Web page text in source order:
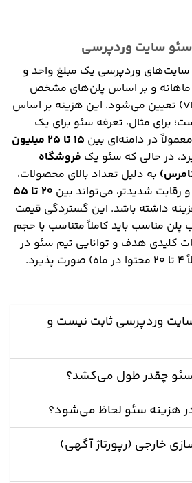
سایت وردپرسی
سایت‌های وردپرسی یک مبلغ واحد و
و بر اساس پلن‌های مشخص
برای مثال، تعرفه سئو برای یک
در دامنه‌ای بین
۱۵ تا ۲۵ میلیون
در حالی که سئو یک فروشگاه
به دلیل تعداد بالای محصولات،
شدیدتر، می‌تواند بین
۲۰ تا ۵۵
داشته باشد. این گستردگی قیمت
مناسب باید کاملاً متناسب با حجم
کلیدی هدف و توانایی تیم سئو در
وردپرسی ثابت نیست و
چقدر طول می‌کشد؟
در هزینه سئو لحاظ می‌شود؟
خارجی (رپورتاژ آگهی)